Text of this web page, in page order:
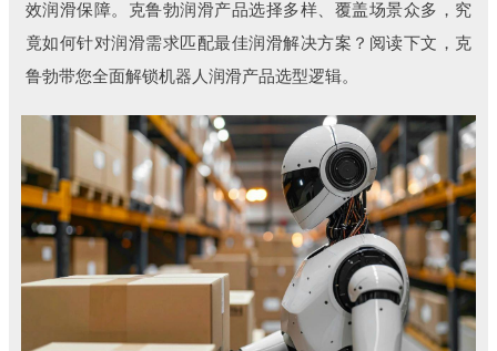
效润滑保障。克鲁勃润滑产品选择多样、覆盖场景众多，究
竟如何针对润滑需求匹配最佳润滑解决方案？阅读下文，克
鲁勃带您全面解锁机器人润滑产品选型逻辑。